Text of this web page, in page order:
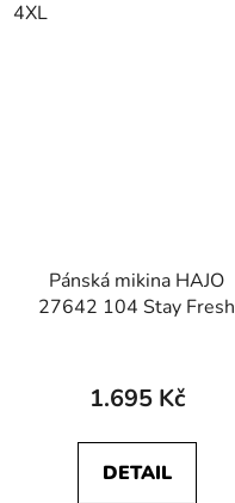
4XL
Pánská mikina HAJO
27642 104 Stay Fresh
1.695 Kč
DETAIL